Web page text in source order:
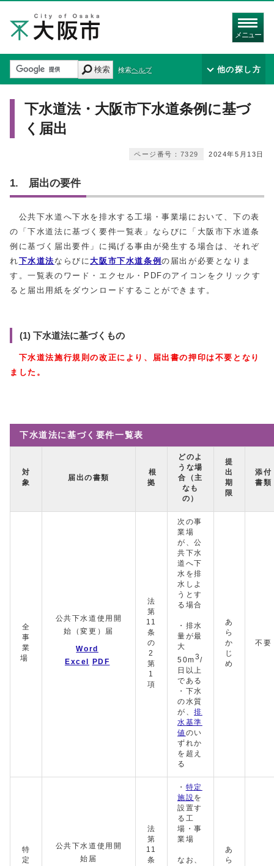
メニュー
検索 検索ヘルプ 他の探し方
下水道法・大阪市下水道条例に基づ
く届出
2024年5月13日
ページ番号：7329
1. 届出の要件
公共下水道へ下水を排水する工場・事業場において、下の表
の「下水道法に基づく要件一覧表」ならびに「大阪市下水道条
例に基づく届出要件」に掲げる事由が発生する場合は、それぞ
れ下水道法ならびに大阪市下水道条例の届出が必要となりま
す。一覧表のワード・エクセル・PDFのアイコンをクリックす
ると届出用紙をダウンロードすることができます。
(1) 下水道法に基づくもの
下水道法施行規則の改正により、 届出書の押印は不要となり
ました。
下水道法に基づく要件一覧表
対
象
届出の書類
根
拠
どのよ
うな場
合（主
なも
の）
提
出
期
限
添付
書類
全
事
業
場
公共下水道使用開
始（変更）届
Word
Excel
PDF
法
第
11
条
の
2
第
1
項
次の事
業場
が、公
共下水
道へ下
水を排
水しよ
うとす
る場合
・排水
量が最
大
50m3 /
日以上
である
・下水
の水質
が、排
水基準
値のい
ずれか
を超え
る
あ
ら
か
じ
め
不要
特
定
公共下水道使用開
始届
法
第
11
条
・ 特定
施設を
設置す
る工
場・事
業場
なお、
あ
ら